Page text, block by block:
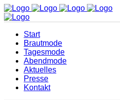
Start
Brautmode
Tagesmode
Abendmode
Aktuelles
Presse
Kontakt